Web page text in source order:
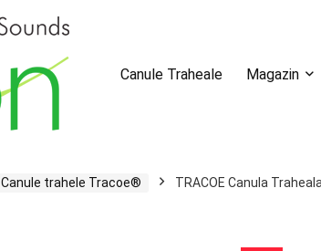
Canule Traheale Magazin
Canule trahele Tracoe® TRACOE Canula